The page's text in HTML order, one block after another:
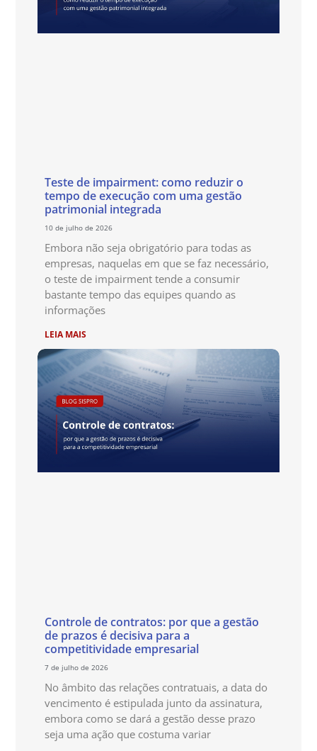
Teste de impairment: como reduzir o
tempo de execução com uma gestão
patrimonial integrada
10 de julho de 2026
Embora não seja obrigatório para todas as
empresas, naquelas em que se faz necessário,
o teste de impairment tende a consumir
bastante tempo das equipes quando as
informações
LEIA MAIS
Controle de contratos: por que a gestão
de prazos é decisiva para a
competitividade empresarial
7 de julho de 2026
No âmbito das relações contratuais, a data do
vencimento é estipulada junto da assinatura,
embora como se dará a gestão desse prazo
seja uma ação que costuma variar